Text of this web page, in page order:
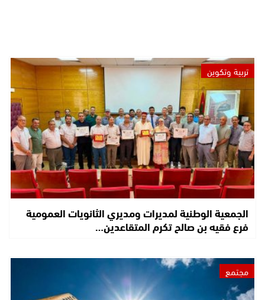
تربية وتكوين
الجمعية الوطنية لمديرات ومديري الثانويات العمومية
فرع فقيه بن صالح تكرم المتقاعدين…
مجتمع